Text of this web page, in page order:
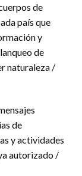
de
país que
y
de
naturaleza /
de
y actividades
autorizado /